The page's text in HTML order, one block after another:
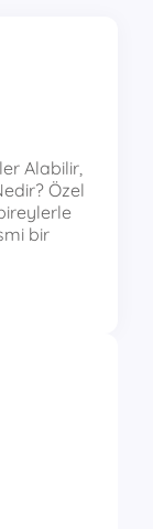
Alabilir,
Özel
bir